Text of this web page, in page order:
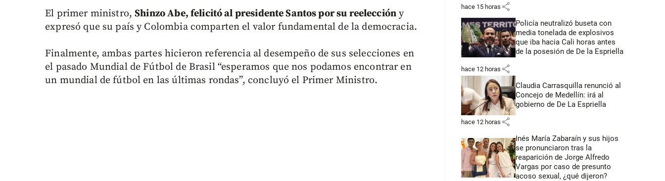
El primer ministro,Shinzo Abe, felicitó al presidente Santos por su reelección y
expresó que su país y Colombia comparten el valor fundamental de la democracia.
Finalmente, ambas partes hicieron referencia al desempeño de sus selecciones en
el pasado Mundial de Fútbol de Brasil “esperamos que nos podamos encontrar en
un mundial de fútbol en las últimas rondas”, concluyó el Primer Ministro.
hace 15 horas share
Policía neutralizó buseta con
media tonelada de explosivos
que iba hacia Cali horas antes
de la posesión de De la Espriella
hace 12 horas share
Claudia Carrasquilla renunció al
Concejo de Medellín: irá al
gobierno de De La Espriella
hace 12 horas share
Inés María Zabaraín y sus hijos
se pronunciaron tras la
reaparición de Jorge Alfredo
Vargas por caso de presunto
acoso sexual, ¿qué dijeron?